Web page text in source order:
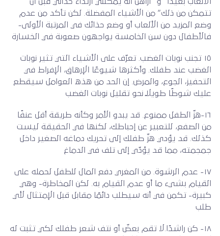
الألعاب بعيدًا” و “أراهن أنه يمكنني ارتداء حذائي قبل أن
تتمكن من ذلك” من الأشياء المفضلة. لكن تأكد من عدم
وضع المزيد من الألعاب أو وضع حذائك في المرتبة الأولى-
فالأطفال دون سن الخامسة يواجهون صعوبة في الخسارة
١٥ تجنب نوبات الغضب. تعرّف على الأشياء التي تثير نوبات
الغضب عند طفلك. وأكثرها شيوعًا الإرهاق، الإفراط في
التحفيز، الجوع، والمرض. إن الحد من هذه العوامل سيقطع
عليك شوطًا طويلاً نحو تقليل نوبات الغضب
١٦-هزّ الطفل ممنوع. قد يبدو الأمر وكأنه طريقة أقل عنفًا
من الصفع، للتعبير عن إحباطك، لكنها في الحقيقة ليست
كذلك. قد يؤدي هزّ طفلك إلى تحريك دماغه الصغير داخل
جمجمته، مما قد يؤدّي إلى تلف في الدماغ
١٧- عدم الرشوة. من المغري دفع المال للطفل لحمله على
القيام بشيء ما أو عدم القيام به. لكن المخاطرة- وهي
كبيرة- تكمن في أنه سيطلب دائمًا مقابل قبل الإمتثال لأي
طلب
١٨- كن راشدًا.لا تقم بعضّ أو نتف شعر طفلك لكي تثبت له